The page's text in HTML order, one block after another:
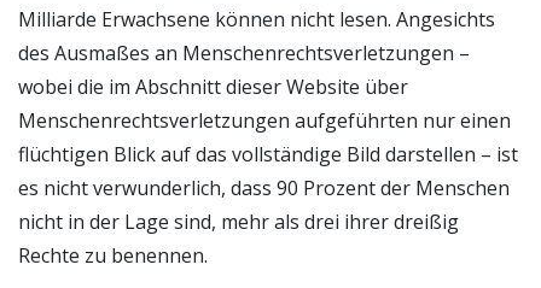
Milliarde Erwachsene können nicht lesen. Angesichts
des Ausmaßes an Menschenrechtsverletzungen –
wobei die im Abschnitt dieser Website über
Menschenrechtsverletzungen aufgeführten nur einen
flüchtigen Blick auf das vollständige Bild darstellen – ist
es nicht verwunderlich, dass 90 Prozent der Menschen
nicht in der Lage sind, mehr als drei ihrer dreißig
Rechte zu benennen.